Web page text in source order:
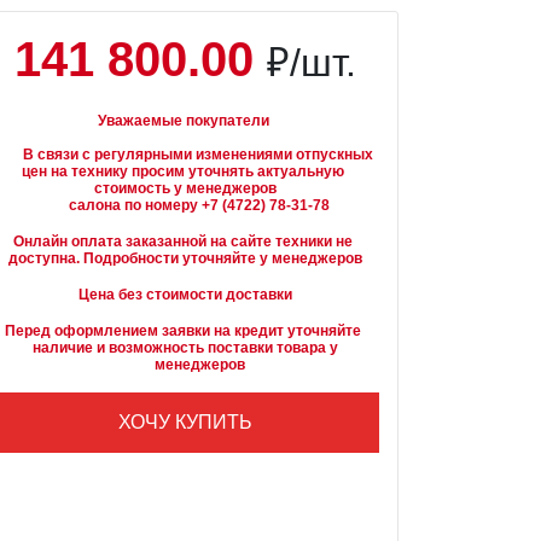
141 800.00 ₽/шт.
Уважаемые покупатели
цен на технику просим уточнять актуальную
стоимость у менеджеров
Онлайн оплата заказанной на сайте техники не
доступна. Подробности уточняйте у менеджеров
Цена без стоимости доставки
Перед оформлением заявки на кредит уточняйте
наличие и возможность поставки товара у
        менеджеров
ХОЧУ КУПИТЬ